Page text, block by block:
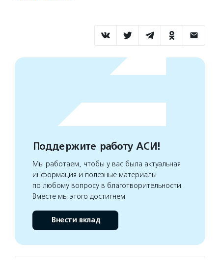
Поддержите работу АСИ!
Мы работаем, чтобы у вас была актуальная
информация и полезные материалы
по любому вопросу в благотворительности.
Вместе мы этого достигнем
Внести вклад